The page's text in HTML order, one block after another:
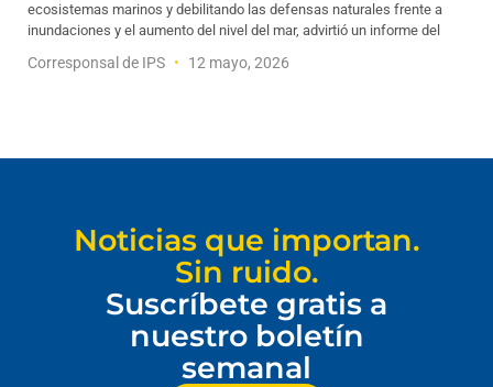
ecosistemas marinos y debilitando las defensas naturales frente a
inundaciones y el aumento del nivel del mar, advirtió un informe del
Corresponsal de IPS 12 mayo, 2026
Noticias que importan.
Sin ruido.
Suscríbete gratis a
nuestro boletín
semanal